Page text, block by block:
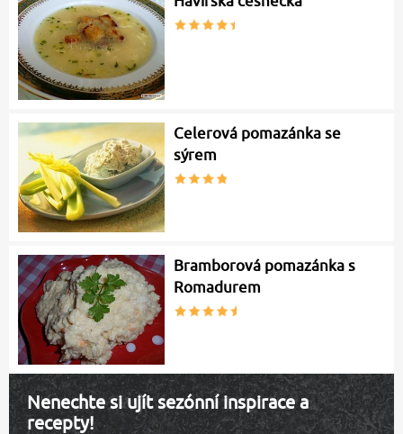
Celerová pomazánka se
sýrem
Bramborová pomazánka s
Romadurem
Nenechte si ujít sezónní inspirace a
recepty!